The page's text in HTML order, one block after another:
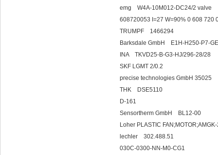
emg W4A-
608720053 I=27 W=90% 0 608
TRUMPF
Barksdale GmbH E1H-H250-P7-
INA TKVD25-B-
SKF LGMT 2/0.2
precise technologies GmbH 35025
THK DSE5110
D-161
Sensortherm
Loher PLASTIC
lechler
030C-0300-NN-M0-CG1